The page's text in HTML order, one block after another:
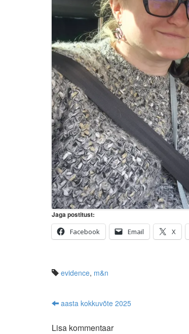
Jaga postitust:
Facebook
Email X
evidence, m&n
Post navigation
aasta kokkuvõte 2025
Lisa kommentaar